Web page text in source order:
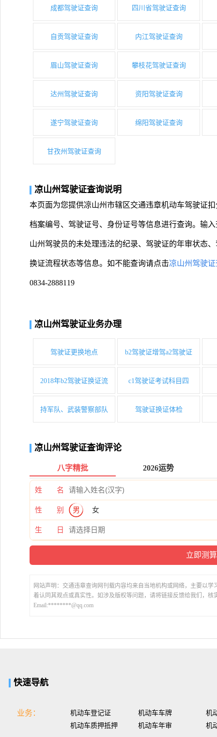
成都驾驶证查询 四川省驾驶证查询
自贡驾驶证查询 内江驾驶证查询
眉山驾驶证查询 攀枝花驾驶证查询
达州驾驶证查询 资阳驾驶证查询
遂宁驾驶证查询 绵阳驾驶证查询
甘孜州驾驶证查询
凉山州驾驶证查询说明
本页面为您提供凉山州市辖区交通违章机动车驾驶证
档案编号、驾驶证号、身份证号等信息进行查询。输
山州驾驶员的未处理违法的纪录、驾驶证的年审状态
换证流程状态等信息。如不能查询请点击凉山州驾驶
0834-2888119
凉山州驾驶证业务办理
驾驶证更换地点 b2驾驶证增驾a2驾驶证
2018年b2驾驶证换证流 c1驾驶证考试科目四
持军队、武装警察部队 驾驶证换证体检
凉山州驾驶证查询评论
八字精批 2026运势
姓 名
性 别 男 女
生 日
网站声明：交通违章查询网刊载内容均来自当地机构或网络，主要以
着认同其观点或真实性。如涉及版权等问题，请将链接反馈给我们，核
Email:********@qq.com
快速导航
业务： 机动车登记证 机动车车牌
机
机动车质押抵押
机动车年审 机